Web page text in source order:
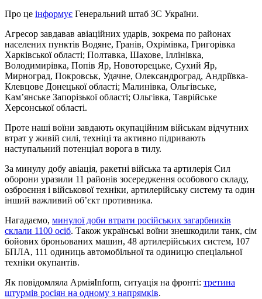
Про це інформує Генеральний штаб ЗС України.
Агресор завдавав авіаційних ударів, зокрема по районах
населених пунктів Водяне, Гранів, Охрімівка, Григорівка
Харківської області; Полтавка, Шахове, Іллінівка,
Володимирівка, Попів Яр, Новоторецьке, Сухий Яр,
Мирноград, Покровськ, Удачне, Олександроград, Андріївка-
Клевцове Донецької області; Малинівка, Ольгівське,
Кам’янське Запорізької області; Ольгівка, Таврійське
Херсонської області.
Проте наші воїни завдають окупаційним військам відчутних
втрат у живій силі, техніці та активно підривають
наступальний потенціал ворога в тилу.
За минулу добу авіація, ракетні війська та артилерія Сил
оборони уразили 11 районів зосередження особового складу,
озброєння і військової техніки, артилерійську систему та один
інший важливий об’єкт противника.
Нагадаємо, минулої доби втрати російських загарбників
склали 1100 осіб. Також українські воїни знешкодили танк, сім
бойових броньованих машин, 48 артилерійських систем, 107
БПЛА, 111 одиниць автомобільної та одиницю спеціальної
техніки окупантів.
Як повідомляла АрміяInform, ситуація на фронті: третина
штурмів росіян на одному з напрямків.